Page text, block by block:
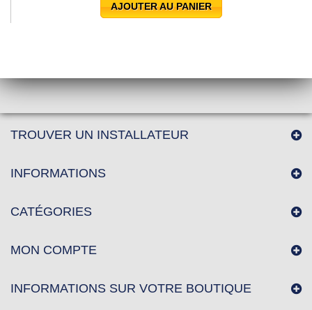
AJOUTER AU PANIER
TROUVER UN INSTALLATEUR
INFORMATIONS
CATÉGORIES
MON COMPTE
INFORMATIONS SUR VOTRE BOUTIQUE